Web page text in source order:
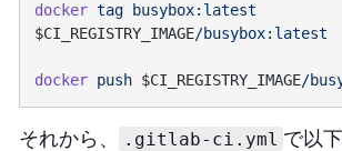
docker tag busybox:latest
$CI_REGISTRY_IMAGE
docker push $CI_REGISTRY_IMAGE
それから、 .gitlab-ci.yml で以